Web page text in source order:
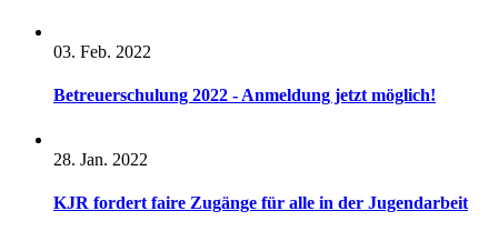
03. Feb. 2022
Betreuerschulung 2022 - Anmeldung jetzt möglich!
28. Jan. 2022
KJR fordert faire Zugänge für alle in der Jugendarbeit